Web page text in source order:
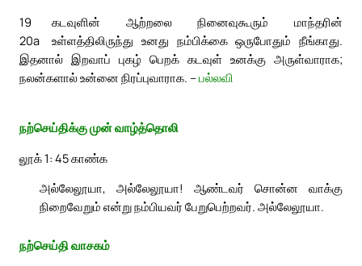
19
கடவுளின் ஆற்றலை நினைவுகூரும் மாந்தரின்
உள்ளத்திலிருந்து உனது நம்பிக்கை ஒருபோதும் நீங்காது.
20a
இதனால் இறவாப் புகழ் பெறக் கடவுள் உனக்கு அருள்வாராக;
நலன்களால் உன்னை நிரப்புவாராக. – பல்லவி
நற்செய்திக்கு முன் வாழ்த்தொலி
லூக் 1: 45 காண்க
அல்லேலூயா, அல்லேலூயா! ஆண்டவர் சொன்ன வாக்கு
நிறைவேறும் என்று நம்பியவர் பேறுபெற்றவர். அல்லேலூயா.
நற்செய்தி வாசகம்